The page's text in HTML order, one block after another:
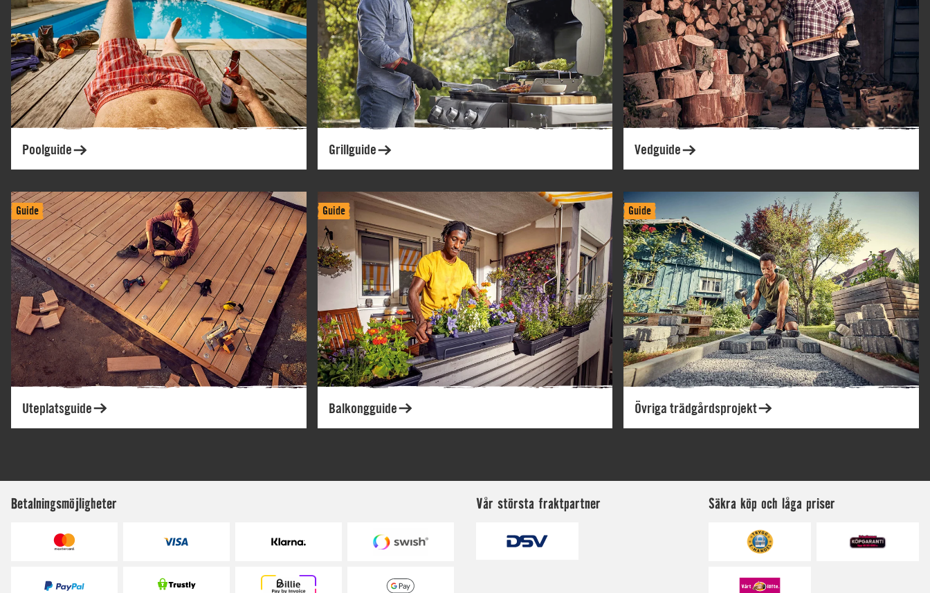
Betalningsmöjligheter Vår största fraktpartner Säkra köp och låga priser